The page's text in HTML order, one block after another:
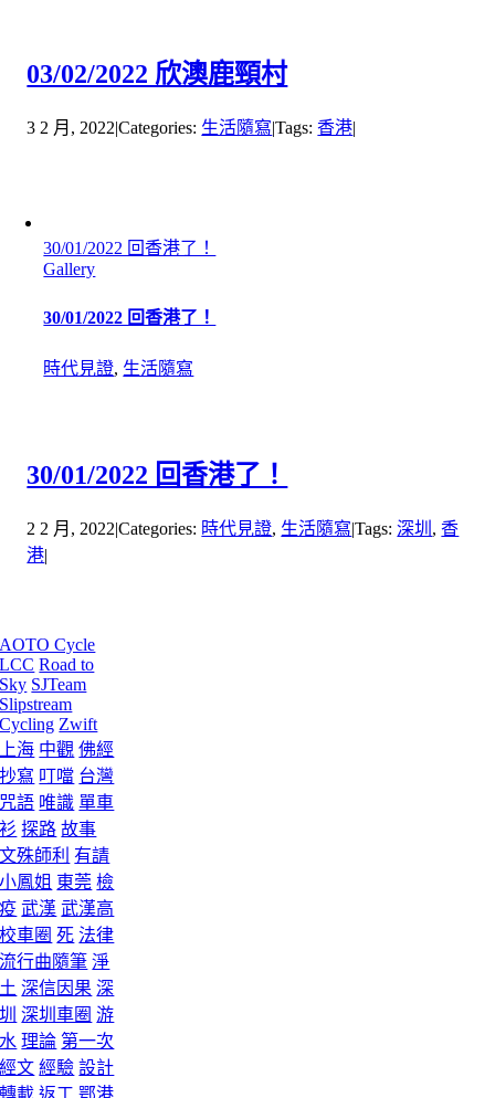
03/02/2022 欣澳鹿頸村
3 2 月, 2022|Categories: 生活隨寫|Tags:香港|
30/01/2022 回香港了！
Gallery
30/01/2022 回香港了！
時代見證, 生活隨寫
30/01/2022 回香港了！
2 2 月, 2022|Categories: 時代見證, 生活隨寫|Tags:深圳 ,香
港|
AOTO Cycle
LCC Road to
Sky SJTeam
Slipstream
Cycling Zwift
上海 中觀 佛經
抄寫 叮噹 台灣
咒語 唯識 單車
衫 探路 故事
文殊師利 有請
小鳳姐 東莞 檢
疫 武漢 武漢高
校車圈 死 法律
流行曲隨筆 淨
土 深信因果 深
圳
深圳車圈 游
水 理論 第一次
經文 經驗 設計
轉載 返工 鄂港